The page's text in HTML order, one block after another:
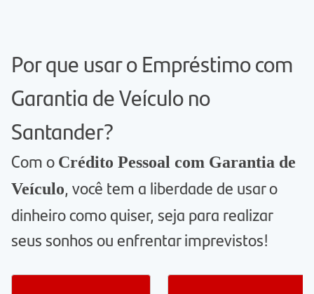
Por que usar o Empréstimo com
Garantia de Veículo no
Santander?
Com o Crédito Pessoal com Garantia de
Veículo, você tem a liberdade de usar o
dinheiro como quiser, seja para realizar
seus sonhos ou enfrentar imprevistos!